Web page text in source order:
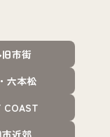
市街
六本松
COAST
近郊